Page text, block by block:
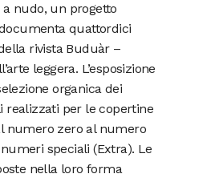
nudo, un progetto
quattordici
rivista Buduàr –
leggera. L’esposizione
organica dei
realizzati per le copertine
numero zero al numero
speciali (Extra). Le
nella loro forma